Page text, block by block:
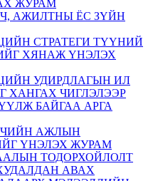
ЖУРАМ
АЖИЛТНЫ ЁС ЗҮЙН
СТРАТЕГИ ТҮҮНИЙ
ХЯНАЖ ҮНЭЛЭХ
УДИРДЛАГЫН ИЛ
ХАНГАХ ЧИГЛЭЛЭЭР
БАЙГАА АРГА
АЖЛЫН
ҮНЭЛЭХ ЖУРАМ
ТОДОРХОЙЛОЛТ
АВАХ